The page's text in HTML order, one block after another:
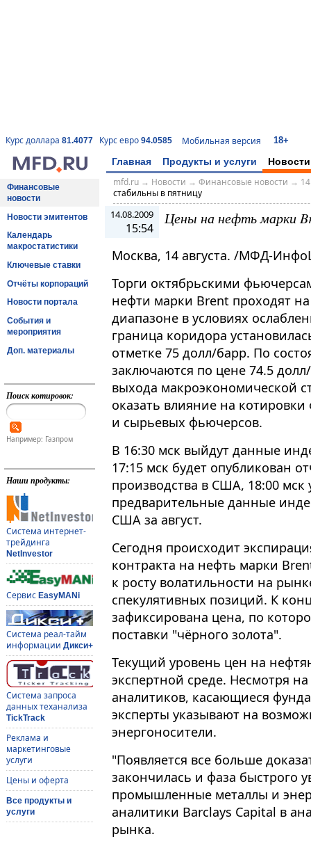
Курс доллара 81.4077 Курс евро 94.0585 Мобильная версия 18+
Главная Продукты и услуги Новости
Финансовые
новости
Новости эмитентов
Календарь
макростатистики
Ключевые ставки
Отчёты корпораций
Новости портала
События и
мероприятия
Доп. материалы
Поиск котировок:
Например: Газпром
Наши продукты:
Система интернет-
трейдинга
NetInvestor
Сервис EasyMANi
Система реал-тайм
информации Дикси+
Система запроса
данных теханализа
TickTrack
Реклама и
маркетинговые
услуги
Цены и оферта
Все продукты и
услуги
mfd.ru→ Новости → Финансовые новости →
стабильны в пятницу
14.08.2009
15:54
Цены на нефть марки
Москва, 14 августа. /МФД-
Торги октябрьскими
нефти марки Brent проходят
диапазоне в условиях
граница коридора
отметке 75 долл/барр. По
заключаются по цене 74.5
выхода макроэкономической
оказать влияние на
и сырьевых фьючерсов.
В 16:30 мск выйдут данные
17:15 мск будет опубликован
производства в США, 18:00 мск
предварительные данные
США за август.
Сегодня происходит
контракта на нефть марки
к росту волатильности на
спекулятивных позиций. К
зафиксирована цена, по
поставки "чёрного золота".
Текущий уровень цен на
экспертной среде. Несмотря
аналитиков, касающиеся
эксперты указывают на
энергоносители.
"Появляется все больше
закончилась и фаза быстрого
промышленные металлы и
аналитики Barclays Capital в
рынка.